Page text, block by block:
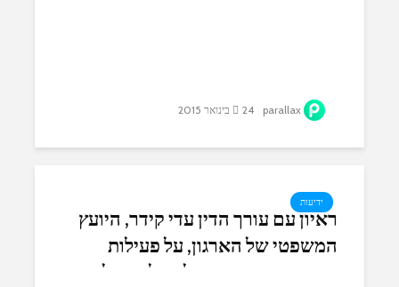
24 בינואר 2015
ידיעות
ראיון עם עורך הדין עדי קידר, היועץ
המשפטי של הארגון, על פעילות
ההגנה המשפטית שלנו על החיילים